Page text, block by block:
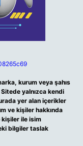
kurum veya şahıs
yalnızca kendi
yer alan içerikler
ve kişiler hakkında
kişiler ile isim
bilgiler taslak